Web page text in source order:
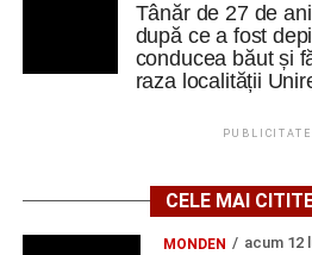
Tânăr de 27 de
după ce a fost
conducea băut și
raza localității
PUBLICITATE
CELE MAI
MONDEN acum 12